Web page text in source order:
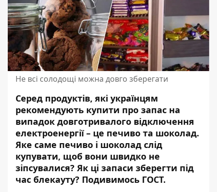
Не всі солодощі можна довго зберегати
Серед продуктів, які українцям
рекомендують купити про запас на
випадок довготривалого відключення
електроенергії – це печиво та шоколад.
Яке саме печиво і шоколад слід
купувати, щоб вони швидко не
зіпсувалися? Як ці запаси зберегти під
час блекауту? Подивимось ГОСТ.